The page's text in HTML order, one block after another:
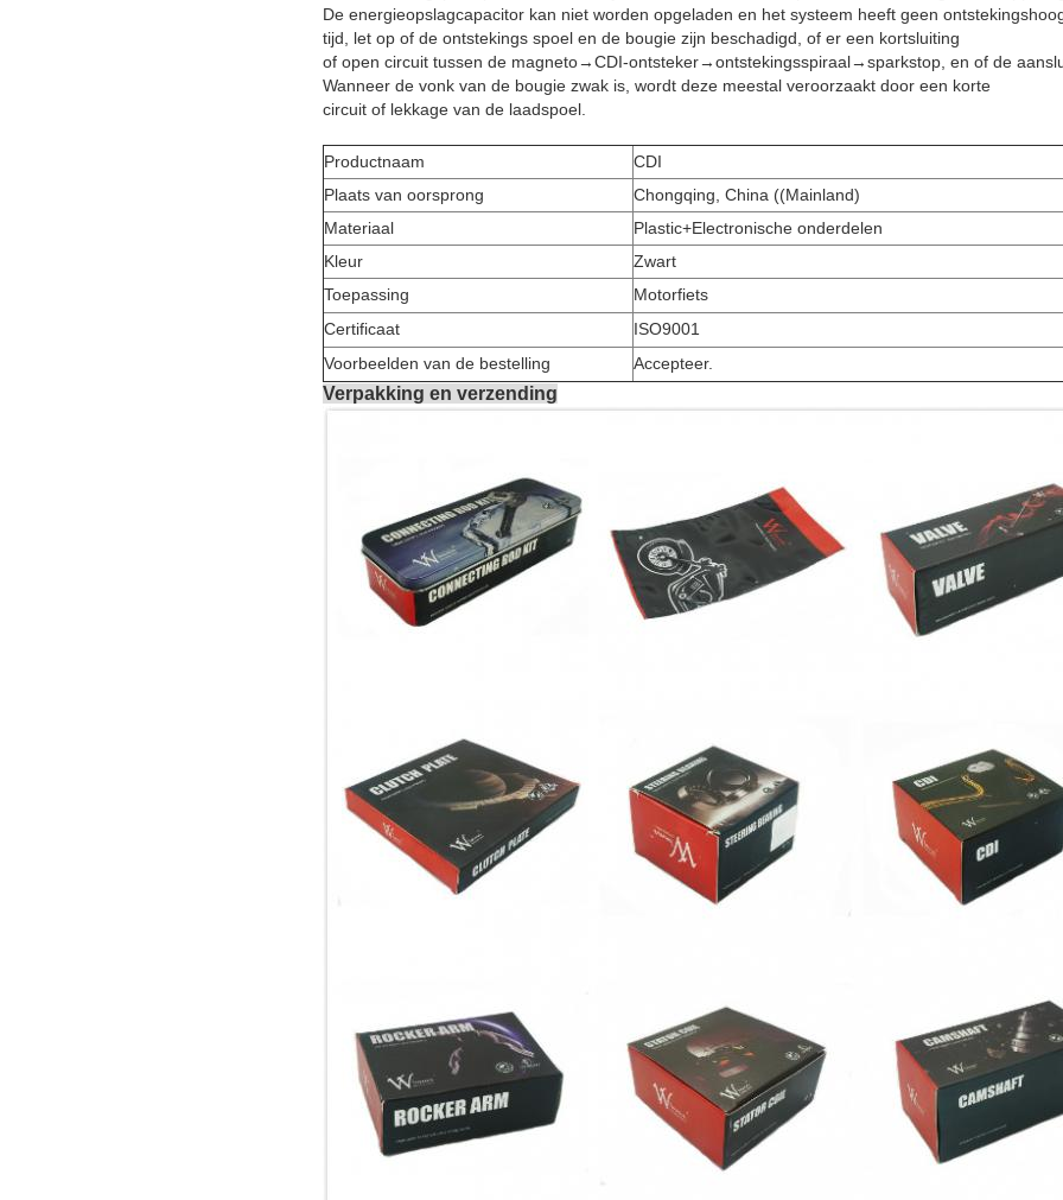
De energieopslagcapacitor kan niet worden opgeladen en het systeem heeft geen
tijd, let op of de ontstekings spoel en de bougie zijn beschadigd, of er een kortsluiting
of open circuit tussen de magneto→CDI-ontsteker→ontstekingsspiraal→sparkstop, en of de
Wanneer de vonk van de bougie zwak is, wordt deze meestal veroorzaakt door een korte
circuit of lekkage van de laadspoel.
Productnaam
CDI
Plaats van oorsprong
Chongqing, China ((Mainland)
Materiaal
Plastic+Electronische onderdelen
Kleur
Zwart
Toepassing
Motorfiets
Certificaat
ISO9001
Voorbeelden van de bestelling
Accepteer.
Verpakking en verzending